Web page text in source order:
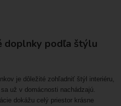
doplnky podľa štýlu
je dôležité zohľadniť štýl interiéru,
už v domácnosti nachádzajú.
dokážu celý priestor krásne